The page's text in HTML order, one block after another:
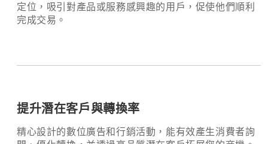
定位，吸引對產品或服務感興趣的用戶，促使他們順利
完成交易。
提升潛在客戶與轉換率
精心設計的數位廣告和行銷活動，能有效產生消費者詢